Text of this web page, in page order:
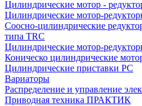
Цилиндрические мотор -
Цилиндрические мотор-
Соосно-цилиндрические
типа TRC
Цилиндрические мотор-
Коническо цилиндрические
Цилиндрические приставки PC
Вариаторы
Распределение и управление
Приводная техника ПРАКТИК